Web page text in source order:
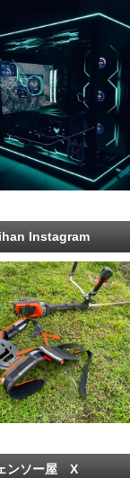
Instagram
ンソー屋 X